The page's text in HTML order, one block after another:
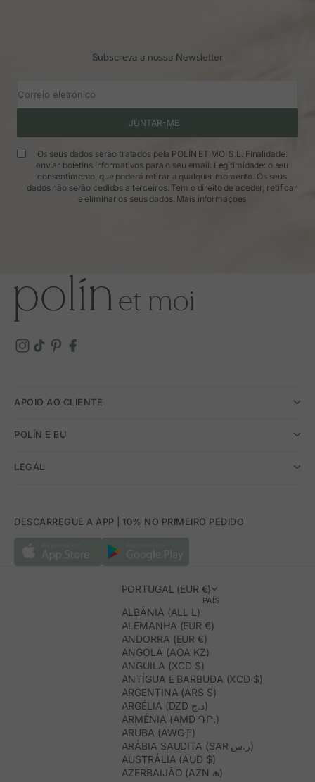
Subscreva a nossa Newsletter
Correio eletrónico
JUNTAR-ME
Os seus dados serão tratados pela POLÍN ET MOI S.L. Finalidade:
enviar boletins informativos para o seu email. Legitimidade: o seu
consentimento, que poderá retirar a qualquer momento. Os seus
dados não serão cedidos a terceiros. Tem o direito de aceder, retificar
e eliminar os seus dados. Mais informações
APOIO AO CLIENTE
POLÍN E EU
LEGAL
DESCARREGUE A APP | 10% NO PRIMEIRO PEDIDO
PORTUGAL (EUR €)
PAÍS
ALBÂNIA (ALL L)
ALEMANHA (EUR €)
ANDORRA (EUR €)
ANGOLA (AOA KZ)
ANGUILA (XCD $)
ANTÍGUA E BARBUDA (XCD $)
ARGENTINA (ARS $)
ARGÉLIA (DZD د.ج)
ARMÉNIA (AMD ԴՐ.)
ARUBA (AWG Ƒ)
ARÁBIA SAUDITA (SAR ر.س)
AUSTRÁLIA (AUD $)
AZERBAIJÃO (AZN ₼)